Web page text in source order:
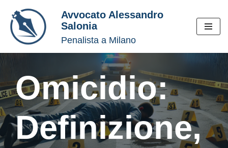
Vai
al
contenuto
Avvocato Alessandro
Salonia
Penalista a Milano
Omicidio:
Definizione,